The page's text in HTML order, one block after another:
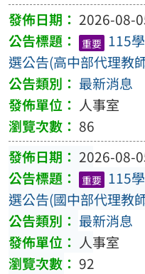
2026-08-
重要 115
選公告(高中部代理教
最新消息
人事室
86
2026-08-
重要 115
選公告(國中部代理教
最新消息
人事室
92